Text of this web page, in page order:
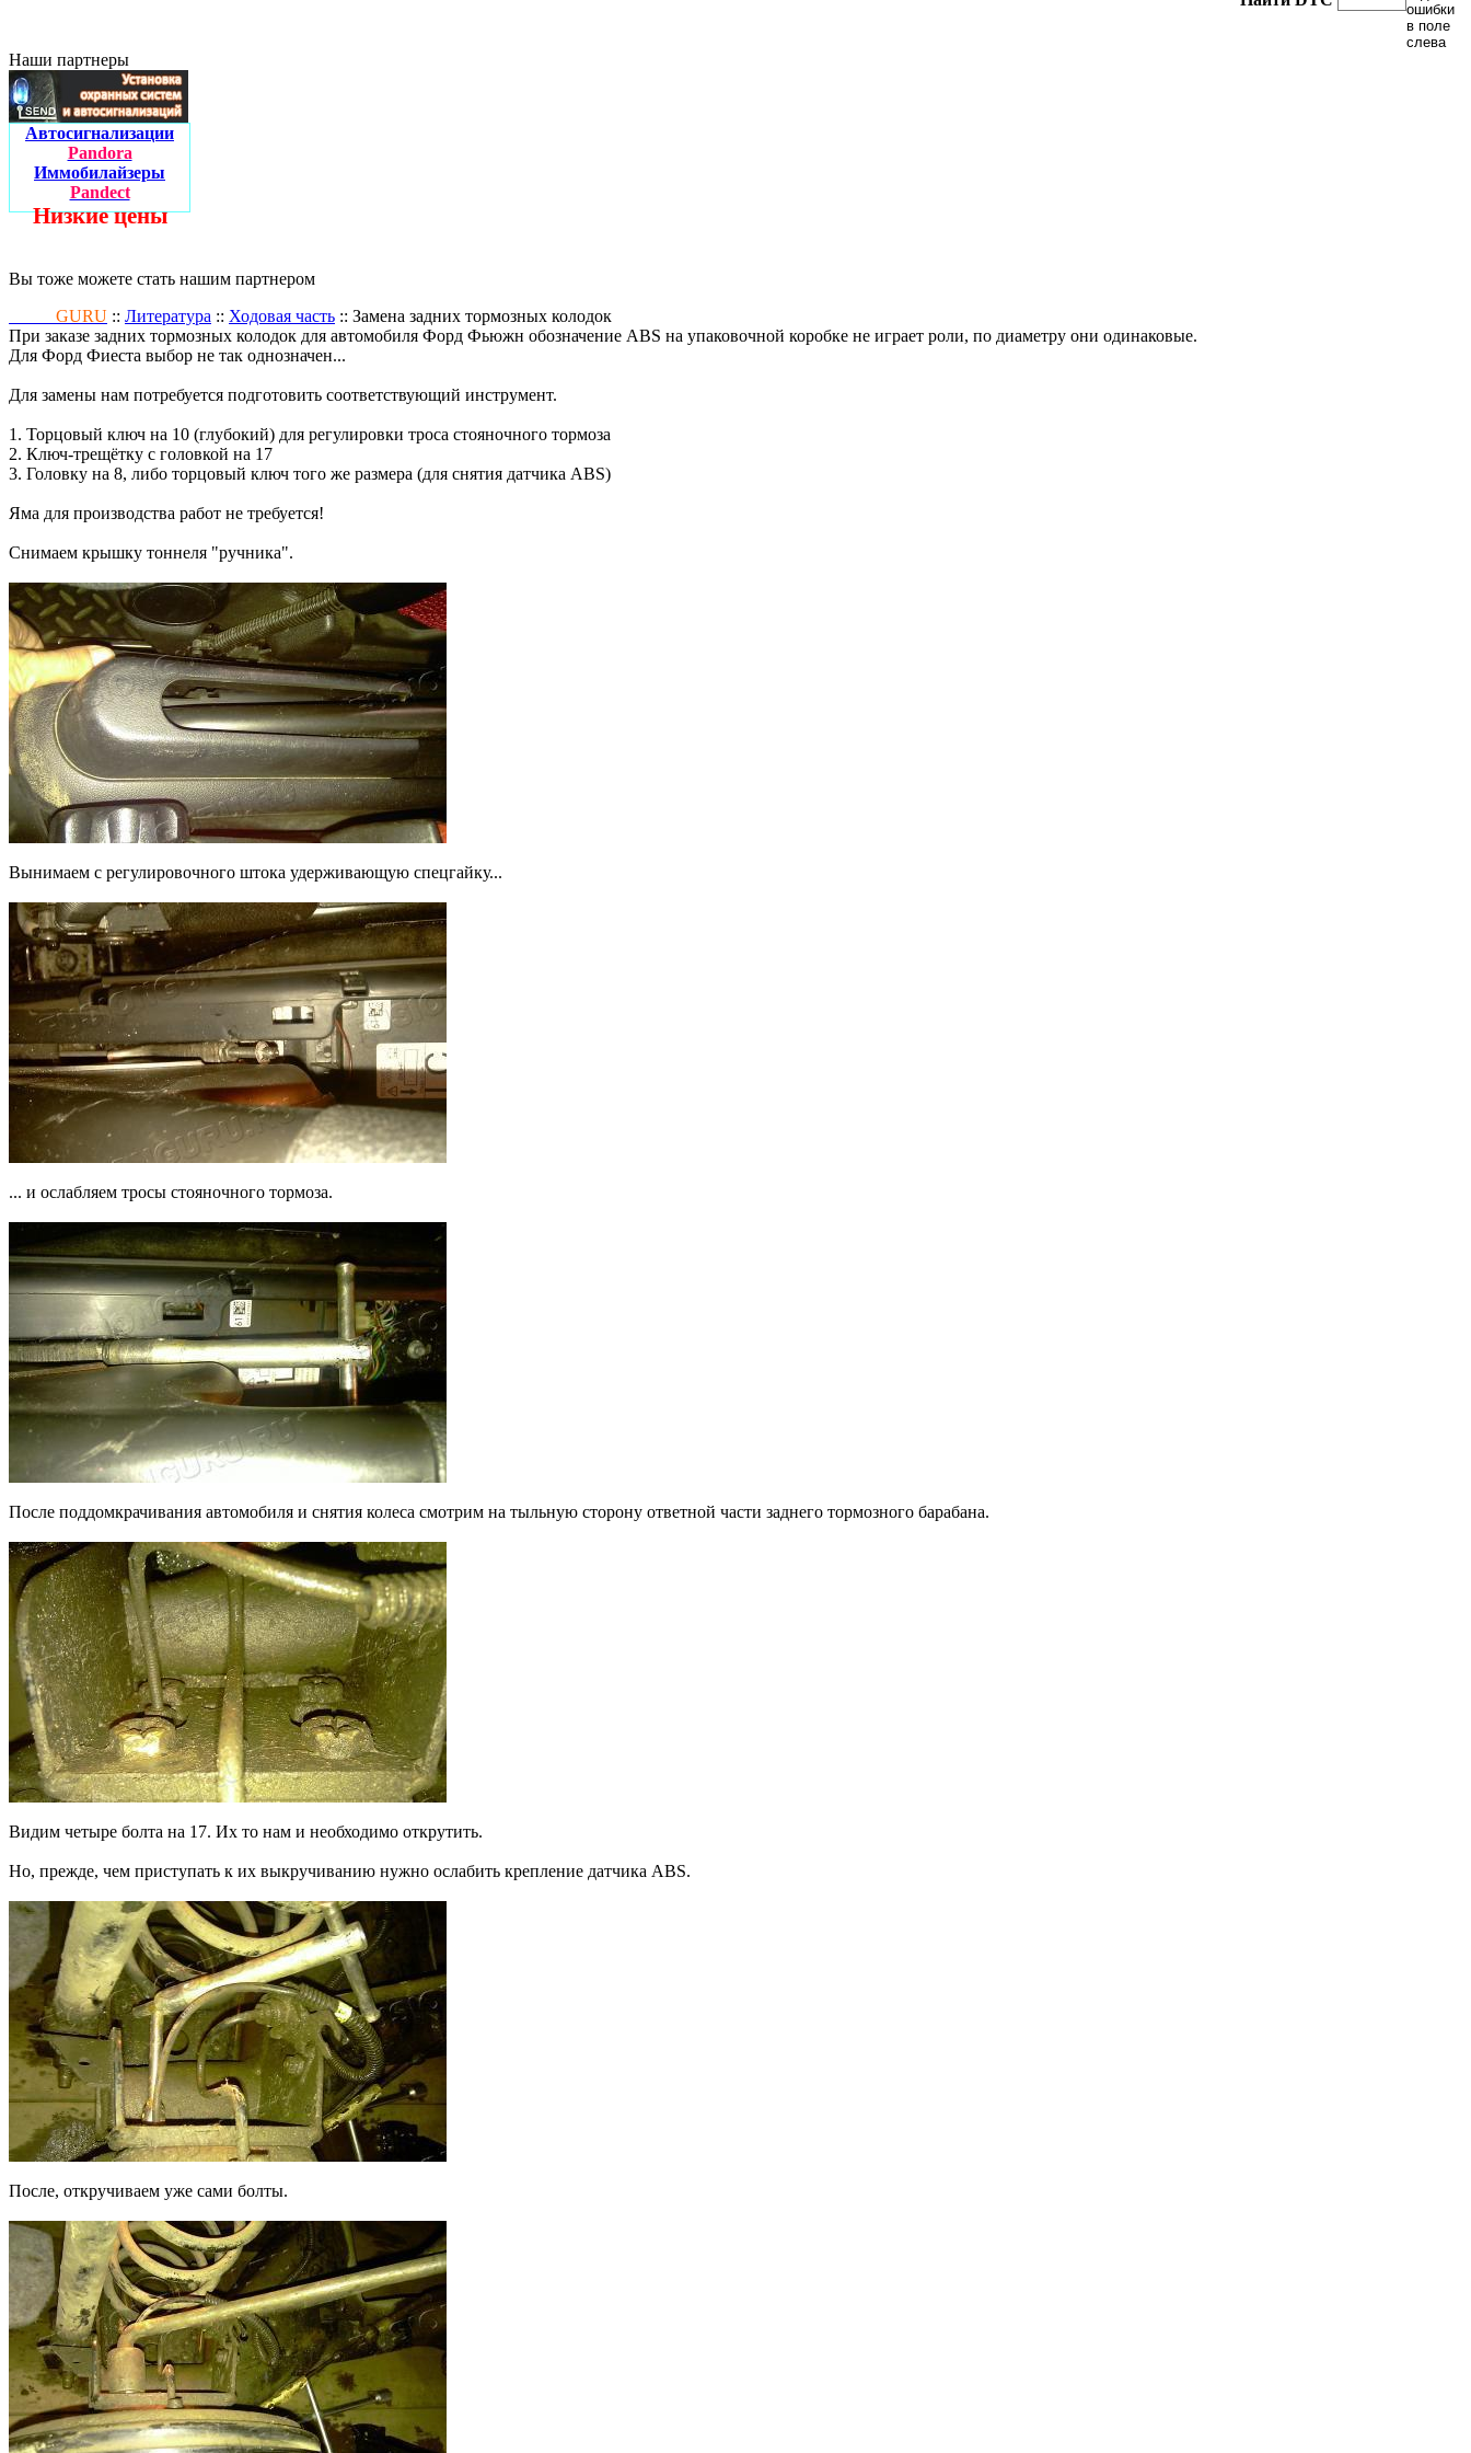
Наши партнеры
Автосигнализации
Pandora
Иммобилайзеры
Pandect
Низкие цены
Вы тоже можете стать нашим партнером
GURU :: Литература :: Ходовая часть :: Замена задних тормозных колодок
При заказе задних тормозных колодок для автомобиля Форд Фьюжн обозначение ABS на упаковочной коробке не играет роли, по диаметру они одинаковые.
Для Форд Фиеста выбор не так однозначен...
Для замены нам потребуется подготовить соответствующий инструмент.
1. Торцовый ключ на 10 (глубокий) для регулировки троса стояночного тормоза
2. Ключ-трещётку с головкой на 17
3. Головку на 8, либо торцовый ключ того же размера (для снятия датчика ABS)
Яма для производства работ не требуется!
Снимаем крышку тоннеля "ручника".
Вынимаем с регулировочного штока удерживающую спецгайку...
... и ослабляем тросы стояночного тормоза.
После поддомкрачивания автомобиля и снятия колеса смотрим на тыльную сторону ответной части заднего тормозного барабана.
Видим четыре болта на 17. Их то нам и необходимо открутить.
Но, прежде, чем приступать к их выкручиванию нужно ослабить крепление датчика ABS.
После, откручиваем уже сами болты.